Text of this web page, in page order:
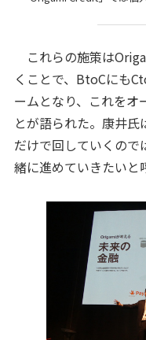
これらの施策は
くことで、BtoCにも
ームとなり、これをオ
とが語られた。康井
だけで回していくの
緒に進めていきたいと